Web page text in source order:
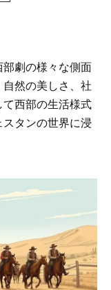
劇の様々な側面
然の美しさ、社
西部の生活様式
タンの世界に浸